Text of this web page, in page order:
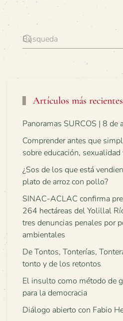
Artículos más recientes
Panoramas SURCOS | 8 de
Comprender antes que
sobre educación, sexualidad
¿Sos de los que está
plato de arroz con pollo?
SINAC-ACLAC confirma
264 hectáreas del Yolillal
tres denuncias penales por
ambientales
De Tontos, Tonterías,
tonto y de los retontos
El insulto como método de
para la democracia
Diálogo abierto con Fabio